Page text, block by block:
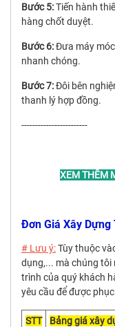
Bước 5:Tiến hành
hàng chốt duyệt.
Bước 6:Đưa máy
nhanh chóng.
Bước 7:Đôi bên
thanh lý hợp đồng.
------------------------
XEM THÊM
Đơn Giá Xây
# Lưu ý:Tùy thuộc
dụng,... mà chúng tôi
trình của quý khách
yêu cầu để được
STT Bảng giá xây